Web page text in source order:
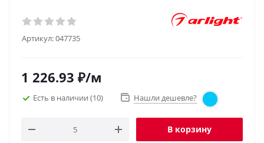
Артикул:047735
1 226.93 ₽/м
Есть в наличии (10) Нашли дешевле?
В корзину